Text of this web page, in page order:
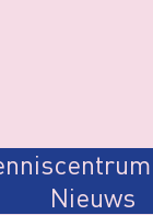
Nieuws